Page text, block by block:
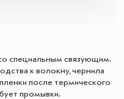
специальным связующим.
к волокну, чернила
после термического
промывки.